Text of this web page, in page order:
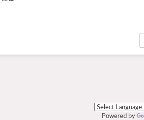
Powered by